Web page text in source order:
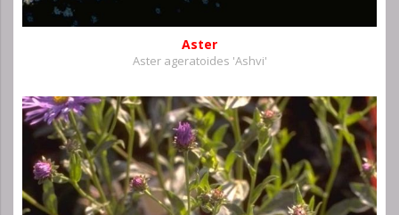
Aster
Aster ageratoides 'Ashvi'